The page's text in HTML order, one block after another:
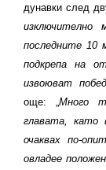
дунавки след
последните 10
подкрепа на
извоюват
още: „ Много
главата, като
очаквах по-
овладее